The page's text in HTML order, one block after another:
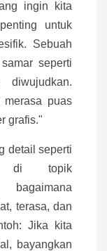
ingin kita
untuk
Sebuah
seperti
merasa puas
grafis."
detail seperti
di topik
bagaimana
terasa, dan
Jika kita
bayangkan